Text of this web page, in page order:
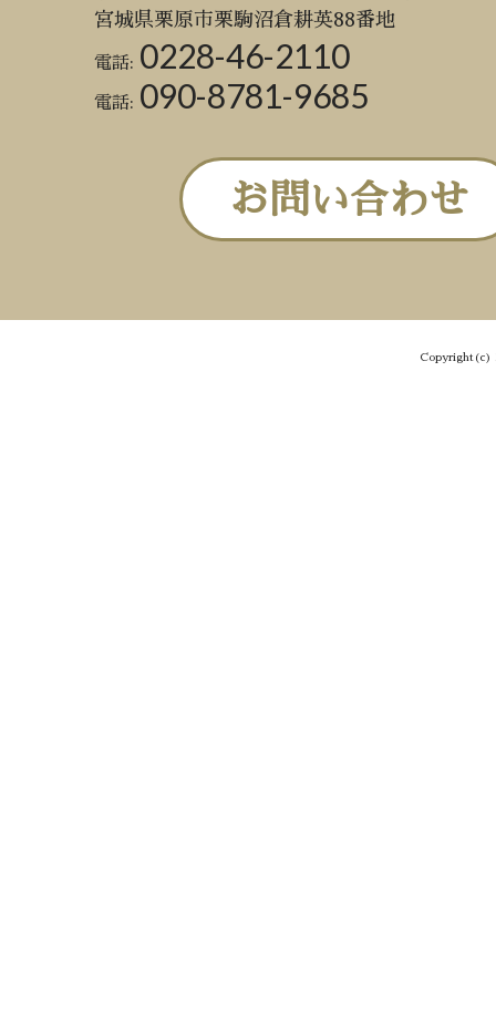
宮城県栗原市栗駒沼倉耕英88番地
電話: 0228-46-2110
電話: 090-8781-9685
お問い合わせ
Copyright(c)